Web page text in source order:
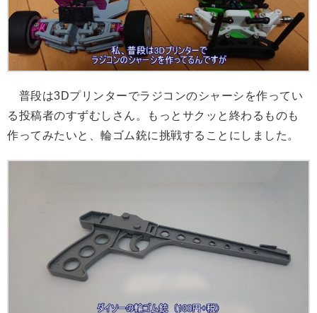
普段は3Dプリンターでラジコンのシャーシを作ってい
る投稿者のすずむしさん。もっとサクッと終わるものも
作ってみたいと、輪ゴム銃に挑戦することにしました。